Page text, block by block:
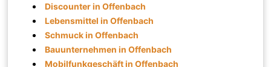
Discounter in Offenbach
Lebensmittel in Offenbach
Schmuck in Offenbach
Bauunternehmen in Offenbach
Mobilfunkgeschäft in Offenbach